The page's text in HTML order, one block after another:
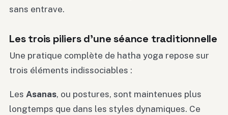
sans entrave.
Les trois piliers d’une séance traditionnelle
Une pratique complète de hatha yoga repose sur
trois éléments indissociables :
Les Asanas, ou postures, sont maintenues plus
longtemps que dans les styles dynamiques. Ce